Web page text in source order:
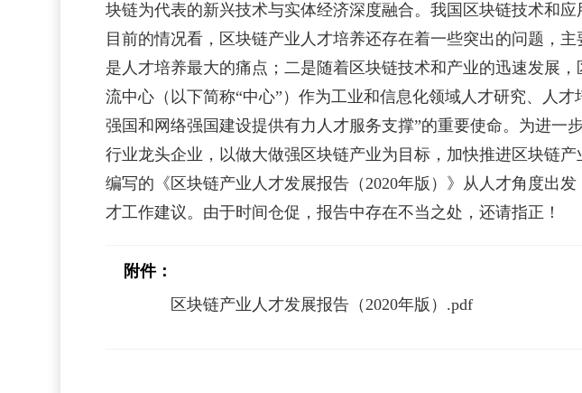
块链为代表的新兴技术与实体经济深度融合。我国区块链技术和
目前的情况看，区块链产业人才培养还存在着一些突出的问题，
是人才培养最大的痛点；二是随着区块链技术和产业的迅速发展
流中心（以下简称“中心”）作为工业和信息化领域人才研究、人
强国和网络强国建设提供有力人才服务支撑”的重要使命。为进
行业龙头企业，以做大做强区块链产业为目标，加快推进区块链
编写的《区块链产业人才发展报告（2020年版）》从人才角度出
才工作建议。由于时间仓促，报告中存在不当之处，还请指正！
附件：
区块链产业人才发展报告（2020年版）.pdf